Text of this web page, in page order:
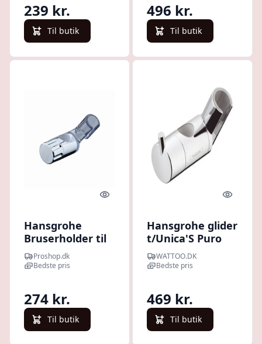
239 kr.
Til butik
496 kr.
Til butik
Quick look
Hansgrohe
Bruserholder til
Unica'88 og
Unica'S
Proshop.dk
Bedste pris
274 kr.
Til butik
Quick
Hansgrohe glider
t/Unica'S Puro
chrom
WATTOO.DK
Bedste pris
469 kr.
Til butik